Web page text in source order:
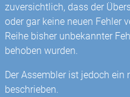
zuversichtlich, dass der
oder gar keine neuen Fehler
Reihe bisher unbekannter
behoben wurden.
Der Assembler ist jedoch ein
beschrieben.